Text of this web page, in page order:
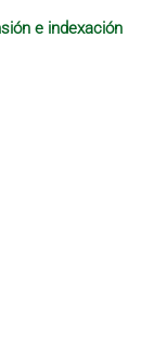
e indexación